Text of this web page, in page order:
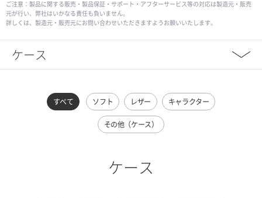
ご注意：製品に関する販売・製品保証・サポート・アフターサービス等の対応は製造元・販売
元が行い、弊社はいかなる責任も負いません。
詳しくは、製造元・販売元にお問い合わせいただきますようお願いいたします。
ケース
すべて ソフト レザー キャラクター
その他（ケース）
ケース